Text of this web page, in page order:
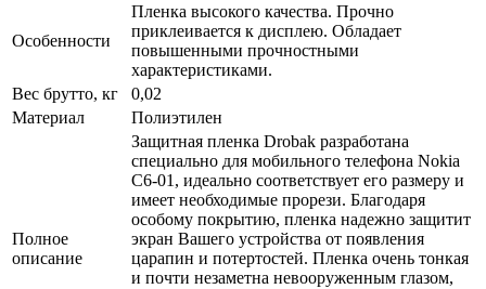
Особенности
Пленка высокого качества. Прочно
приклеивается к дисплею. Обладает
повышенными прочностными
характеристиками.
Вес брутто, кг
0,02
Материал
Полиэтилен
Полное
описание
Защитная пленка Drobak разработана
специально для мобильного телефона Nokia
C6-01, идеально соответствует его размеру и
имеет необходимые прорези. Благодаря
особому покрытию, пленка надежно защитит
экран Вашего устройства от появления
царапин и потертостей. Пленка очень тонкая
и почти незаметна невооруженным глазом,